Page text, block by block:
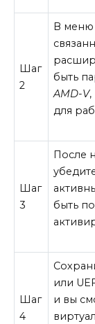
Шаг
2
В меню
быть
AMD-V,
для
Шаг
3
После
быть
Шаг
4
или
и вы